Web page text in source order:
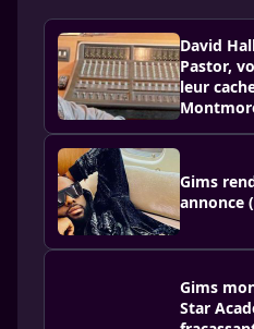
David
Pastor,
leur
Gims
annonce
Gims
Star